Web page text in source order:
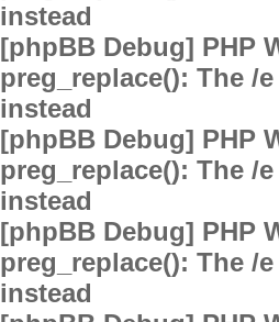
instead
[phpBB Debug] PHP
preg_replace(): The /
instead
[phpBB Debug] PHP
preg_replace(): The /
instead
[phpBB Debug] PHP
preg_replace(): The /
instead